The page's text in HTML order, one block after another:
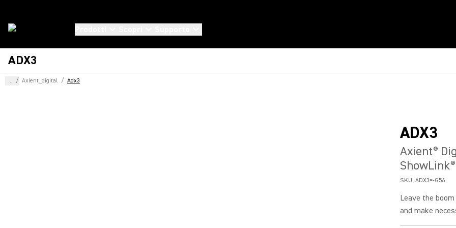
ADX3
... / Axient_digital / Adx3
ADX3
Axient®
ShowLink®
SKU: ADX3=-G56
Leave the
and make